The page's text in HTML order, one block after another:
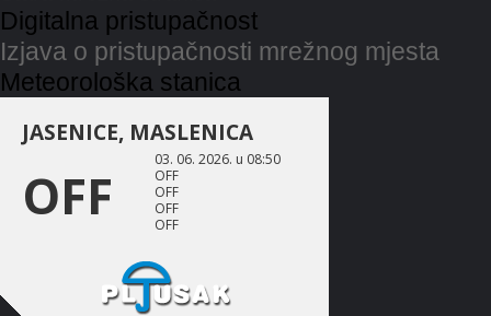
Digitalna pristupačnost
Izjava o pristupačnosti mrežnog mjesta
Meteorološka stanica